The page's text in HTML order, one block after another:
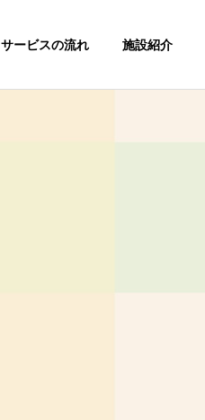
サービスの流れ 施設紹介